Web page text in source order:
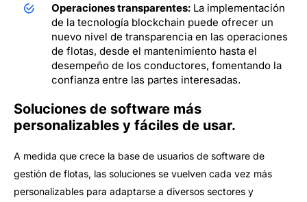
Operaciones transparentes: La implementación
de la tecnología blockchain puede ofrecer un
nuevo nivel de transparencia en las operaciones
de flotas, desde el mantenimiento hasta el
desempeño de los conductores, fomentando la
confianza entre las partes interesadas.
Soluciones de software más
personalizables y fáciles de usar.
A medida que crece la base de usuarios de software de
gestión de flotas, las soluciones se vuelven cada vez más
personalizables para adaptarse a diversos sectores y